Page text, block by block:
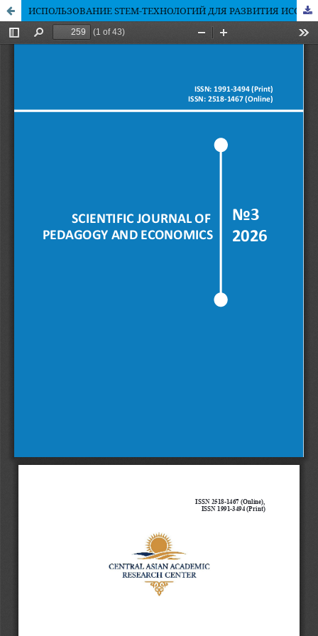
ИСПОЛЬЗОВАНИЕ STEM-ТЕХНОЛОГИЙ ДЛЯ РАЗВИТИЯ ИССЛЕДОВАТЕЛЬСКИХ НАВЫКОВ УЧАЩИХСЯ